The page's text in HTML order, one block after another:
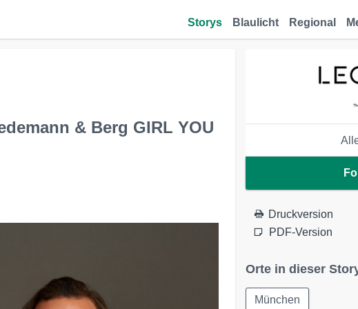
Storys Blaulicht Regional
& Berg GIRL YOU
Druckversion
PDF-Version
Orte in dieser
München